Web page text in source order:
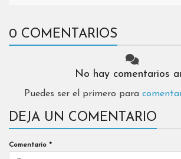
0 COMENTARIOS
No hay comentarios
Puedes ser el primero para
DEJA UN COMENTARIO
Comentario *